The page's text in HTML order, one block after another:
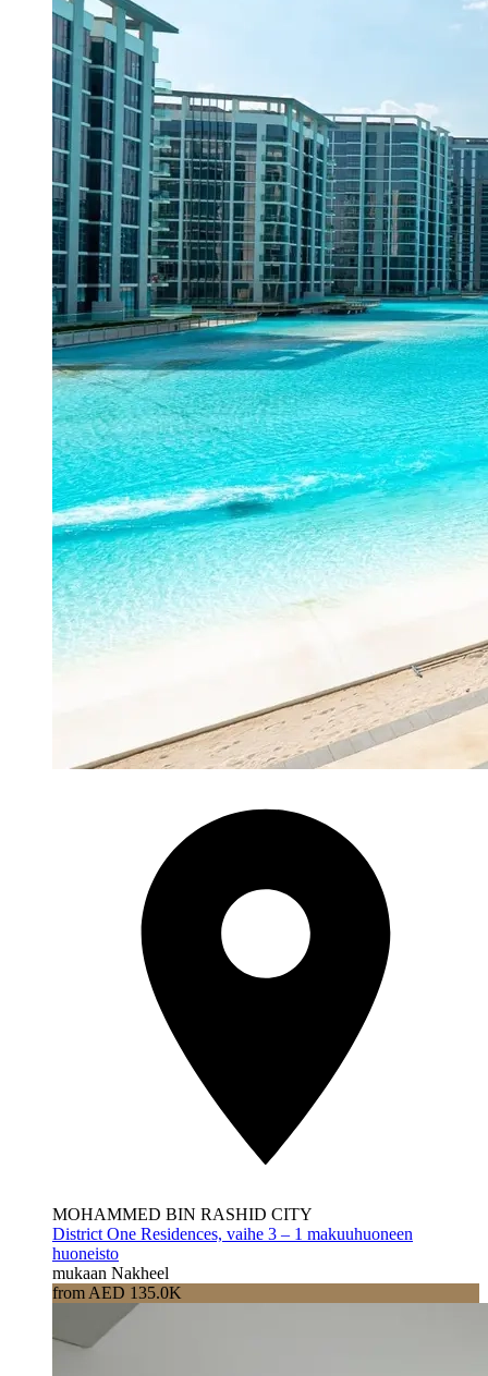
MOHAMMED BIN RASHID CITY
District One Residences, vaihe 3 – 1 makuuhuoneen
huoneisto
mukaan Nakheel
from AED 135.0K